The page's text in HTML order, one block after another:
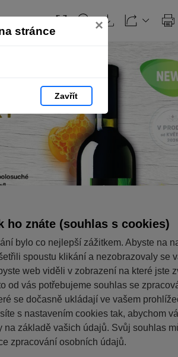
stránce ×
Zavřít
ho znáte (souhlas s cookies)
bylo co nejlepší zážitkem. Abyste na
spoustu klikání a nezobrazovaly se
web viděli v zobrazení na které jste
od vás potřebujeme souhlas se
se dočasně ukládají ve vašem
s nastavením cookies tak, abychom
základě vašich údajů. Svůj souhlas
zpracování osobních údajů.